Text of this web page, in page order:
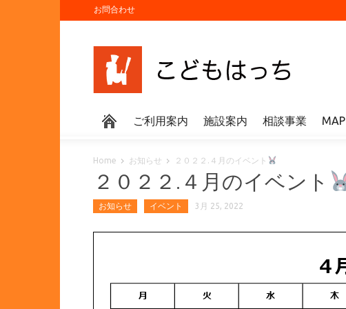
お問合わせ
ご利用案内 施設案内 相談事業 MAP
Home お知らせ ２０２２.４月のイベント
２０２２.４月のイベント
お知らせ イベント 3月 25, 2022